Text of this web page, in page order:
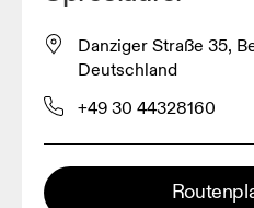
Danziger Straße 35,
Deutschland
+49 30 44328160